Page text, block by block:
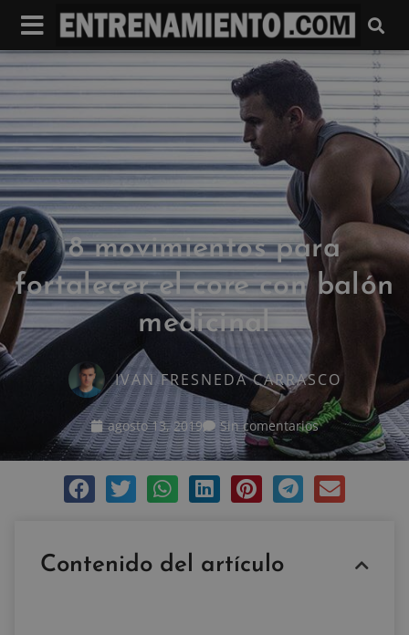
8 movimientos para
fortalecer el core con balón
medicinal
IVAN FRESNEDA CARRASCO
agosto 13, 2019 Sin comentarios
Contenido del artículo